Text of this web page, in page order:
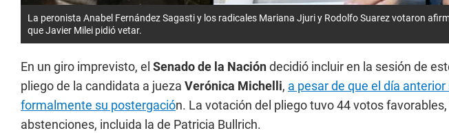
La peronista Anabel Fernández Sagasti y los radicales Mariana Jjuri y Rodolfo Suarez votaron
que Javier Milei pidió vetar.
En un giro imprevisto, el Senado de la Nacióndecidió incluir en la sesión de
pliego de la candidata a jueza Verónica Michelli, a pesar de que el día
formalmente su postergación. La votación del pliego tuvo 44 votos
abstenciones, incluida la de Patricia Bullrich.